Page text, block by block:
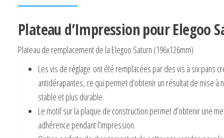
Plateau d’Impression pour Elegoo
Plateau de remplacement de la Elegoo Saturn (196x126mm)
Les vis de réglage ont été remplacées par des vis à six pans
antidérapantes, ce qui permet d’obtenir un résultat de mise à
stable et plus durable.
Le motif sur la plaque de construction permet d’obtenir une
adhérence pendant l’impression.